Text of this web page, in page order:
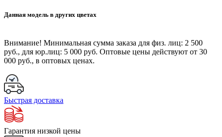
Данная модель в других цветах
Внимание! Минимальная сумма заказа для физ. лиц: 2 500
руб., для юр.лиц: 5 000 руб. Оптовые цены действуют от 30
000 руб., в оптовых ценах.
Быстрая доставка
Гарантия низкой цены